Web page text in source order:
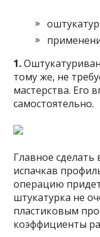
1.
тому же, не
мастерства. Его
самостоятельно.
Главное сделать
испачкав
операцию
штукатурка не
пластиковым
коэффициенты